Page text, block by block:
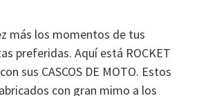
más los momentos de tus
preferidas. Aquí está ROCKET
sus CASCOS DE MOTO. Estos
con gran mimo a los